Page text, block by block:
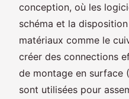
conception, où les
schéma et la
matériaux comme le
créer des connections
de montage en surface
sont utilisées pour